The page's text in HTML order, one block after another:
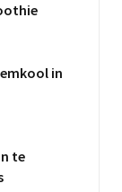
in
te